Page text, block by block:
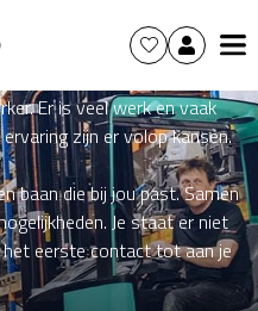
vaak met machines, zorg je
je de kwaliteit van
Er is veel werk en vaak
zijn er volop kansen.
baan die bij jou past. Samen
Je staat er niet
het eerste contact tot aan je